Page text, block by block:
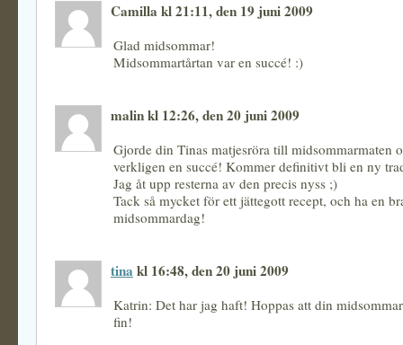
Camilla kl 21:11, den 19 juni 2009
Glad midsommar!
Midsommartårtan var en succé! :)
malin kl 12:26, den 20 juni 2009
Gjorde din Tinas matjesröra till midsommarmaten
verkligen en succé! Kommer definitivt bli en ny
Jag åt upp resterna av den precis nyss ;)
Tack så mycket för ett jättegott recept, och ha en
midsommardag!
tina kl 16:48, den 20 juni 2009
Katrin: Det har jag haft! Hoppas att din
fin!